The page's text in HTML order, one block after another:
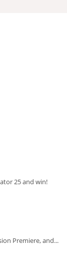
25 and win!
Premiere, and...